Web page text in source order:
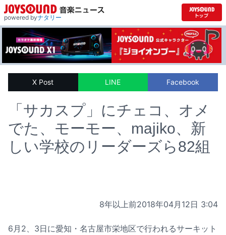
powered byナタリー
X Post LINE Facebook
「サカスプ」にチェコ、オメ
でた、モーモー、majiko、新
しい学校のリーダーズら82組
8年以上前2018年04月12日 3:04
6月2、3日に愛知・名古屋市栄地区で行われるサーキット